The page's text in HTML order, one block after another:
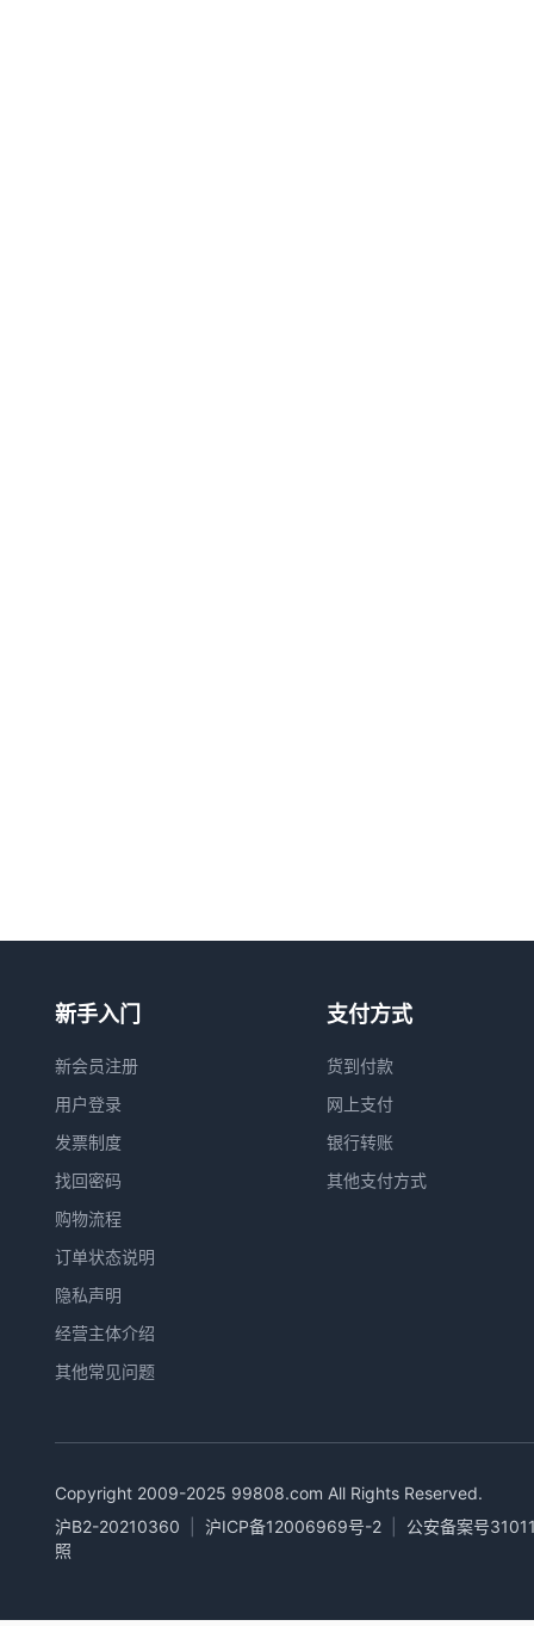
新手入门
新会员注册
用户登录
发票制度
找回密码
购物流程
订单状态说明
隐私声明
经营主体介绍
其他常见问题
支付方式
货到付款
网上支付
银行转账
其他支付方式
Copyright 2009-2025 99808.com All Rights Reserved.
沪B2-20210360
沪ICP备12006969号-2
公安备案号
照